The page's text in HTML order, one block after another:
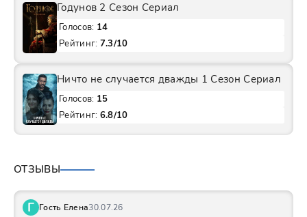
Годунов 2 Сезон Сериал
Голосов: 14
Рейтинг: 7.3/10
Ничто не случается дважды 1 Сезон Сериал
Голосов: 15
Рейтинг: 6.8/10
ОТЗЫВЫ
Г Гость Елена30.07.26